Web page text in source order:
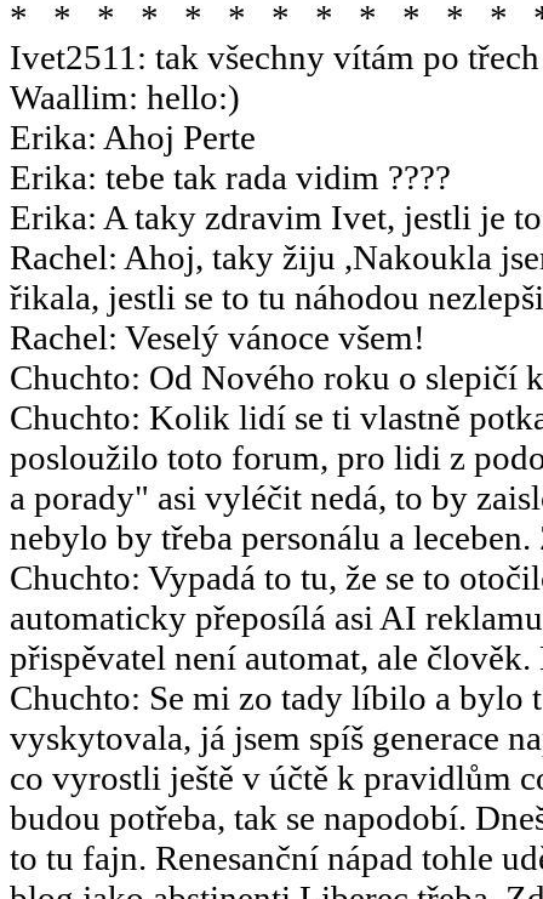
Ivet2511 : tak všechny vítám po
Waallim: hello:)
Erika: Ahoj Perte
Erika: tebe tak rada vidim ????
Erika: A taky zdravim Ivet, jestli je
Rachel: Ahoj, taky žiju ,Nakoukla
řikala, jestli se to tu náhodou
Rachel: Veselý vánoce všem!
Chuchto: Od Nového roku o slepičí
Chuchto: Kolik lidí se ti vlastně
posloužilo toto forum, pro lidi z
a porady" asi vyléčit nedá, to by
nebylo by třeba personálu a
Chuchto: Vypadá to tu, že se to
automaticky přeposílá asi AI
přispěvatel není automat, ale
Chuchto: Se mi zo tady líbilo a bylo
vyskytovala, já jsem spíš generace
co vyrostli ještě v účtě k pravidlům
budou potřeba, tak se napodobí.
to tu fajn. Renesanční nápad tohle